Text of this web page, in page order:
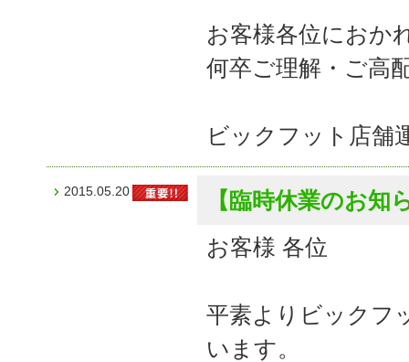
お客様各位におか
何卒ご理解・ご高
ビックフット店舗
2015.05.20
【臨時休業のお
お客様 各位
平素よりビックフ
います。